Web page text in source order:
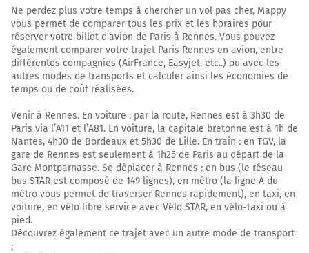
Ne perdez plus votre temps à chercher un vol pas cher, Mappy
vous permet de comparer tous les prix et les horaires pour
réserver votre billet d'avion de Paris à Rennes. Vous pouvez
également comparer votre trajet Paris Rennes en avion, entre
différentes compagnies (AirFrance, Easyjet, etc..) ou avec les
autres modes de transports et calculer ainsi les économies de
temps ou de coût réalisées.
Venir à Rennes. En voiture : par la route, Rennes est à 3h30 de
Paris via l’A11 et l’A81. En voiture, la capitale bretonne est à 1h de
Nantes, 4h30 de Bordeaux et 5h30 de Lille. En train : en TGV, la
gare de Rennes est seulement à 1h25 de Paris au départ de la
Gare Montparnasse. Se déplacer à Rennes : en bus (le réseau
bus STAR est composé de 149 lignes), en métro (la ligne A du
métro vous permet de traverser Rennes rapidement), en taxi, en
voiture, en vélo libre service avec Vélo STAR, en vélo-taxi ou à
pied.
Découvrez également ce trajet avec un autre mode de transport
: